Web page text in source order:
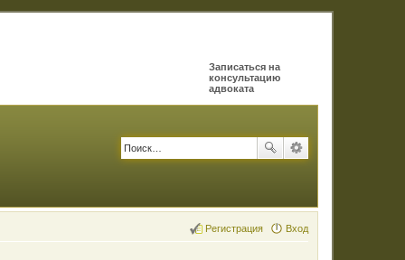
Записаться на
консультацию
адвоката
Вход
Регистрация